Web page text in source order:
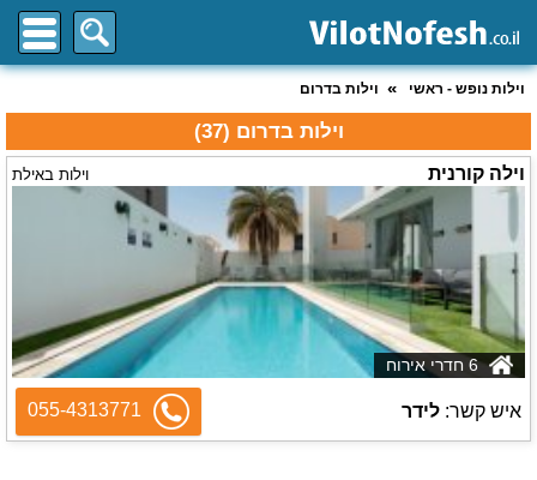
וילות נופש - ראשי וילות בדרום
וילות בדרום (37)
וילה קורנית וילות באילת
6 חדרי אירוח
איש קשר: לידר 055-4313771